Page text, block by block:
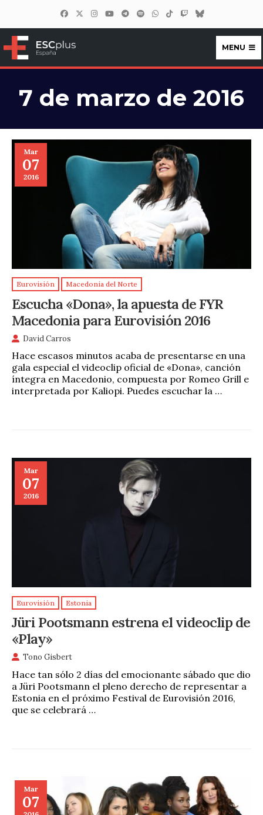
ESCplus España
MENU
7 de marzo de 2016
Mar
07
2016
Eurovisión Macedonia del Norte
Escucha «Dona», la apuesta de FYR
Macedonia para Eurovisión 2016
David Carros
Hace escasos minutos acaba de presentarse en una
gala especial el videoclip oficial de «Dona», canción
íntegra en Macedonio, compuesta por Romeo Grill e
interpretada por Kaliopi. Puedes escuchar la …
Mar
07
2016
Eurovisión Estonia
Jüri Pootsmann estrena el videoclip de
«Play»
Tono Gisbert
Hace tan sólo 2 días del emocionante sábado que dio
a Jüri Pootsmann el pleno derecho de representar a
Estonia en el próximo Festival de Eurovisión 2016,
que se celebrará …
Mar
07